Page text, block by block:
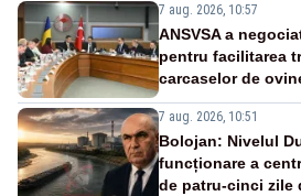
7 aug. 2026, 10:57
ANSVSA a
pentru facilitarea
carcaselor de
7 aug. 2026, 10:51
Bolojan: Nivelul
funcționare a
de patru-cinci zile